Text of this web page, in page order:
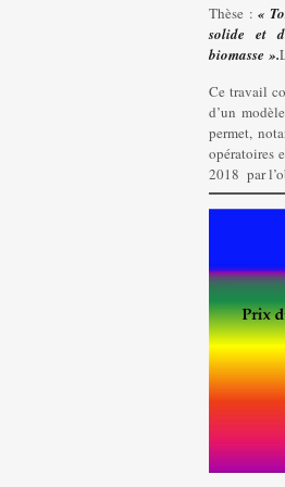
Thèse : «
solide et
biomasse ».
Ce travail
d’un
permet,
opératoires
2018 par